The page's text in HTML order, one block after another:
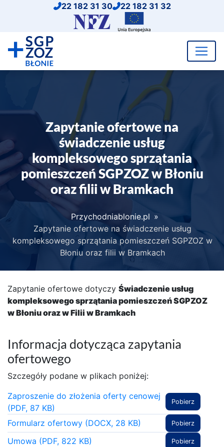
22 182 31 30
22 182 31 32
UE
Zapytanie ofertowe na
świadczenie usług
kompleksowego sprzątania
pomieszczeń SGPZOZ w Błoniu
oraz filii w Bramkach
Przychodniablonie.pl »
Zapytanie ofertowe na świadczenie usług
kompleksowego sprzątania pomieszczeń SGPZOZ w
Błoniu oraz filii w Bramkach
Zapytanie ofertowe dotyczy Świadczenie usług
kompleksowego sprzątania pomieszczeń SGPZOZ
w Błoniu oraz w Filii w Bramkach
Informacja dotycząca zapytania
ofertowego
Szczegóły podane w plikach poniżej:
Zaproszenie do złożenia oferty cenowej
(PDF, 87 KB)
Pobierz
Formularz ofertowy (DOCX, 28 KB) Pobierz
Umowa (PDF, 822 KB) Pobierz